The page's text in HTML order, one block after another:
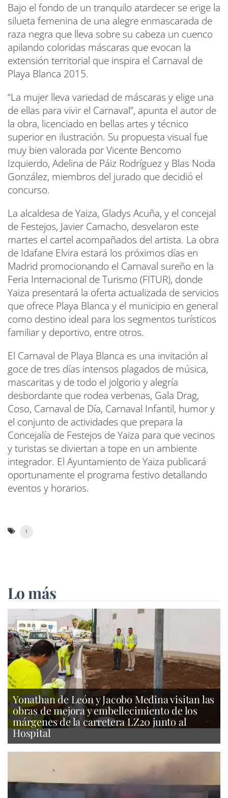
Bajo el fondo de un tranquilo atardecer se erige la
silueta femenina de una alegre enmascarada de
raza negra que lleva sobre su cabeza un cuenco
apilando coloridas máscaras que evocan la
extensión territorial que inspira el Carnaval de
Playa Blanca 2015.
“La mujer lleva variedad de máscaras y elige una
de ellas para vivir el Carnaval”, apunta el autor de
la obra, licenciado en bellas artes y técnico
superior en ilustración. Su propuesta visual fue
muy bien valorada por Vicente Bencomo
Izquierdo, Adelina de Páiz Rodríguez y Blas Noda
González, miembros del jurado que decidió el
concurso.
La alcaldesa de Yaiza, Gladys Acuña, y el concejal
de Festejos, Javier Camacho, desvelaron este
martes el cartel acompañados del artista. La obra
de Idafane Elvira estará los próximos días en
Madrid promocionando el Carnaval sureño en la
Feria Internacional de Turismo (FITUR), donde
Yaiza presentará la oferta actualizada de servicios
que ofrece Playa Blanca y el municipio en general
como destino ideal para los segmentos turísticos
familiar y deportivo, entre otros.
El Carnaval de Playa Blanca es una invitación al
goce de tres días intensos plagados de música,
mascaritas y de todo el jolgorio y alegría
desbordante que rodea verbenas, Gala Drag,
Coso, Carnaval de Día, Carnaval Infantil, humor y
el conjunto de actividades que prepara la
Concejalía de Festejos de Yaiza para que vecinos
y turistas se diviertan a tope en un ambiente
integrador. El Ayuntamiento de Yaiza publicará
oportunamente el programa festivo detallando
eventos y horarios.
1
Lo más
Yonathan de León y Jacobo Medina visitan las
obras de mejora y embellecimiento de los
márgenes de la carretera LZ20 junto al
Hospital